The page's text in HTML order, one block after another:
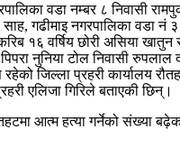
वडा नम्बर ८ निवासी
साह, गढीमाइ नगरपालिका वडा नं
१६ वर्षिय छोरी असिया खातुन
नुनिया टोल निवासी रुपलाल
जिल्ला प्रहरी कार्यालय
एलिजा गिरिले बताएकी छिन्।
आत्म हत्या गर्नेको संख्या